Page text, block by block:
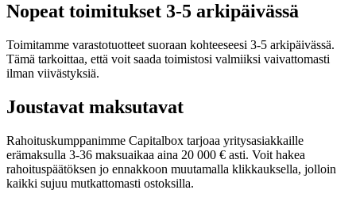
Nopeat toimitukset 3-5 arkipäivässä
Toimitamme varastotuotteet suoraan kohteeseesi 3-5 arkipäivässä.
Tämä tarkoittaa, että voit saada toimistosi valmiiksi vaivattomasti
ilman viivästyksiä.
Joustavat maksutavat
Rahoituskumppanimme Capitalbox tarjoaa yritysasiakkaille
erämaksulla 3-36 maksuaikaa aina 20 000 € asti. Voit hakea
rahoituspäätöksen jo ennakkoon muutamalla klikkauksella, jolloin
kaikki sujuu mutkattomasti ostoksilla.